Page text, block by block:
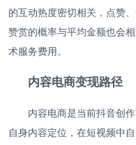
的互动热度密切相关，点赞
赞赏的概率与平均金额也会
术服务费用。
内容电商变现路径
内容电商是当前抖音创
自身内容定位，在短视频中